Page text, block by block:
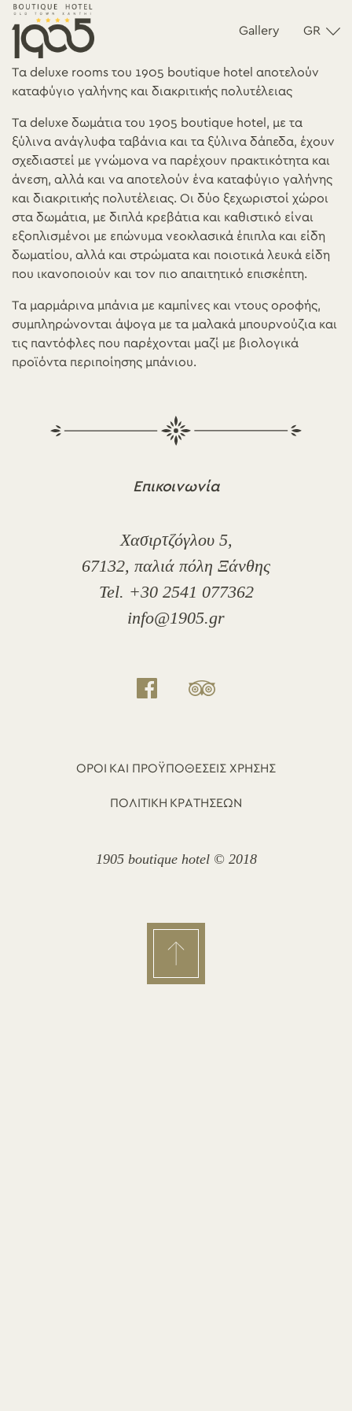
Gallery GR
Τα deluxe rooms του 1905 boutique hotel αποτελούν
καταφύγιο γαλήνης και διακριτικής πολυτέλειας
Τα deluxe δωμάτια του 1905 boutique hotel, με τα
ξύλινα ανάγλυφα ταβάνια και τα ξύλινα δάπεδα, έχουν
σχεδιαστεί με γνώμονα να παρέχουν πρακτικότητα και
άνεση, αλλά και να αποτελούν ένα καταφύγιο γαλήνης
και διακριτικής πολυτέλειας. Οι δύο ξεχωριστοί χώροι
στα δωμάτια, με διπλά κρεβάτια και καθιστικό είναι
εξοπλισμένοι με επώνυμα νεοκλασικά έπιπλα και είδη
δωματίου, αλλά και στρώματα και ποιοτικά λευκά είδη
που ικανοποιούν και τον πιο απαιτητικό επισκέπτη.
Τα μαρμάρινα μπάνια με καμπίνες και ντους οροφής,
συμπληρώνονται άψογα με τα μαλακά μπουρνούζια και
τις παντόφλες που παρέχονται μαζί με βιολογικά
προϊόντα περιποίησης μπάνιου.
Επικοινωνία
Χασιρτζόγλου 5,
67132, παλιά πόλη Ξάνθης
Tel. +30 2541 077362
info@1905.gr
ΟΡΟΙ ΚΑΙ ΠΡΟΫΠΟΘΕΣΕΙΣ ΧΡΗΣΗΣ
ΠΟΛΙΤΙΚΗ ΚΡΑΤΗΣΕΩΝ
1905 boutique hotel © 2018